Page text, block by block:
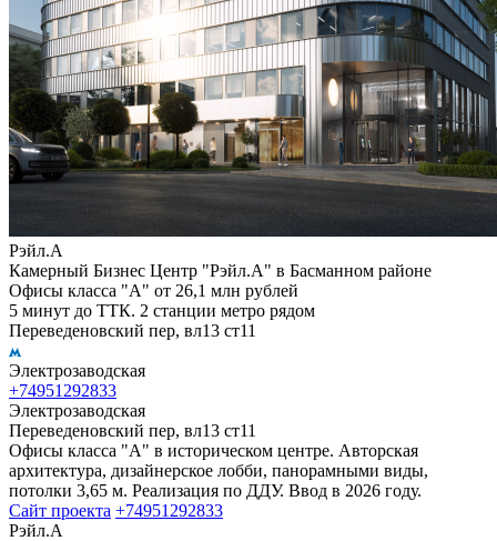
Рэйл.А
Камерный Бизнес Центр "Рэйл.А" в Басманном районе
Офисы класса "А" от 26,1 млн рублей
5 минут до ТТК. 2 станции метро рядом
Переведеновский пер, вл13 ст11
Электрозаводская
+74951292833
Электрозаводская
Переведеновский пер, вл13 ст11
Офисы класса "А" в историческом центре. Авторская
архитектура, дизайнерское лобби, панорамными виды,
потолки 3,65 м. Реализация по ДДУ. Ввод в 2026 году.
Сайт проекта +74951292833
Рэйл.А